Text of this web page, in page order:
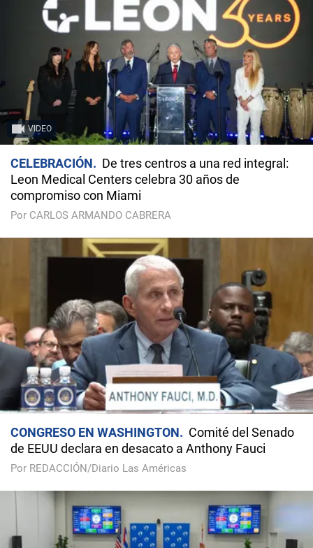
VIDEO
CELEBRACIÓN
De tres centros a una red integral:
Leon Medical Centers celebra 30 años de
compromiso con Miami
Por CARLOS ARMANDO CABRERA
CONGRESO EN WASHINGTON
Comité del Senado
de EEUU declara en desacato a Anthony Fauci
Por REDACCIÓN/Diario Las Américas